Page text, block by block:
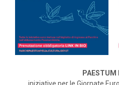
PAESTUM